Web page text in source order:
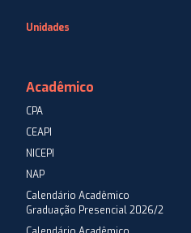
Acadêmico
CPA
CEAPI
NICEPI
NAP
Calendário Acadêmico
Graduação Presencial 2026/2
Unidades